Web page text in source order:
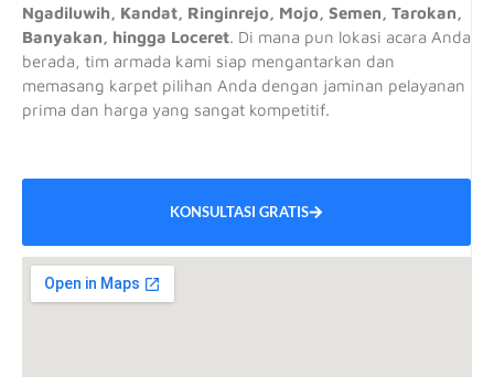
Ngadiluwih, Kandat, Ringinrejo, Mojo, Semen, Tarokan,
Banyakan, hingga Loceret. Di mana pun lokasi acara Anda
berada, tim armada kami siap mengantarkan dan
memasang karpet pilihan Anda dengan jaminan pelayanan
prima dan harga yang sangat kompetitif.
KONSULTASI GRATIS